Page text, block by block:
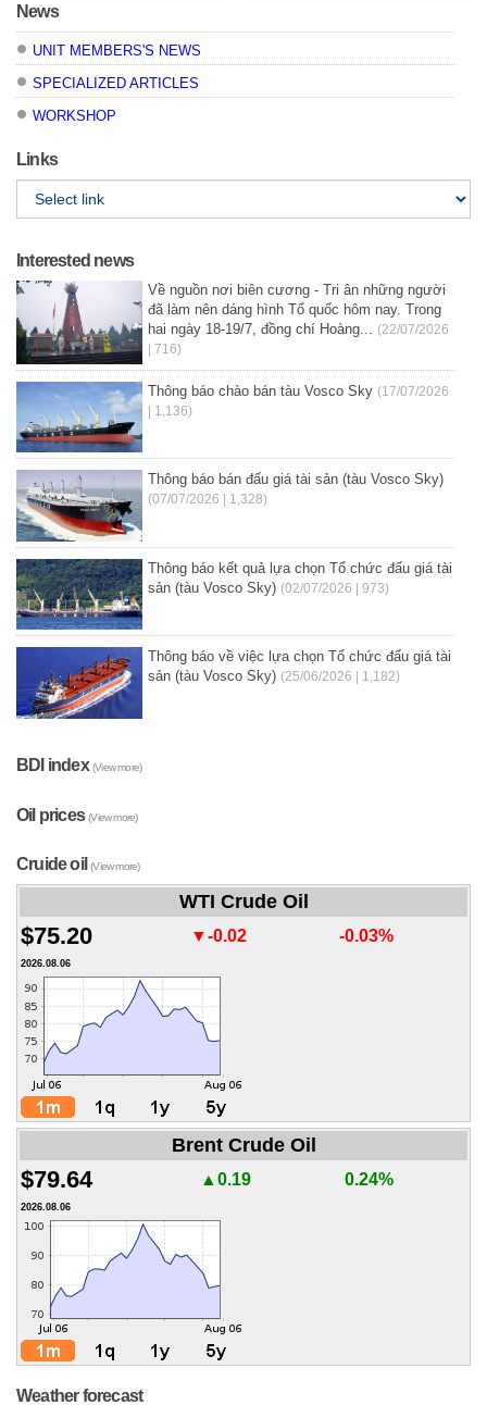
News
UNIT MEMBERS'S NEWS
SPECIALIZED ARTICLES
WORKSHOP
Links
Interested news
Về nguồn nơi biên cương - Tri ân những người
đã làm nên dáng hình Tổ quốc hôm nay. Trong
hai ngày 18-19/7, đồng chí Hoàng...
(22/07/2026
| 716)
Thông báo chào bán tàu Vosco Sky (17/07/2026
| 1,136)
Thông báo bán đấu giá tài sản (tàu Vosco Sky)
(07/07/2026 | 1,328)
Thông báo kết quả lựa chọn Tổ chức đấu giá tài
sản (tàu Vosco Sky) (02/07/2026 | 973)
Thông báo về việc lựa chọn Tổ chức đấu giá tài
sản (tàu Vosco Sky) (25/06/2026 | 1,182)
BDI index(View more)
Oil prices(View more)
Cruide oil(View more)
WTI Crude Oil
$75.20 ▼-0.02 -0.03%
2026.08.06
Brent Crude Oil
$79.64 ▲0.19 0.24%
2026.08.06
Weather forecast